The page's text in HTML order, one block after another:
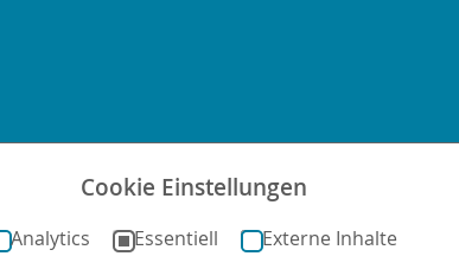
Cookie Einstellungen
Analytics Essentiell Externe Inhalte